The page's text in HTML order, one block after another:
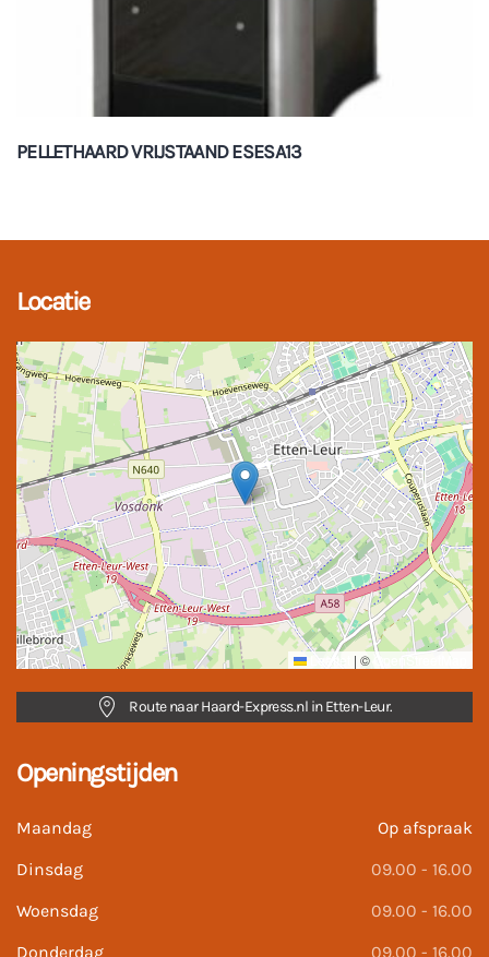
PELLETHAARD VRIJSTAAND ESESA13
Locatie
| ©
Route naar Haard-Express.nl in Etten-Leur.
Openingstijden
Maandag
Op afspraak
Dinsdag
09.00 - 16.00
Woensdag
09.00 - 16.00
Donderdag
09.00 - 16.00